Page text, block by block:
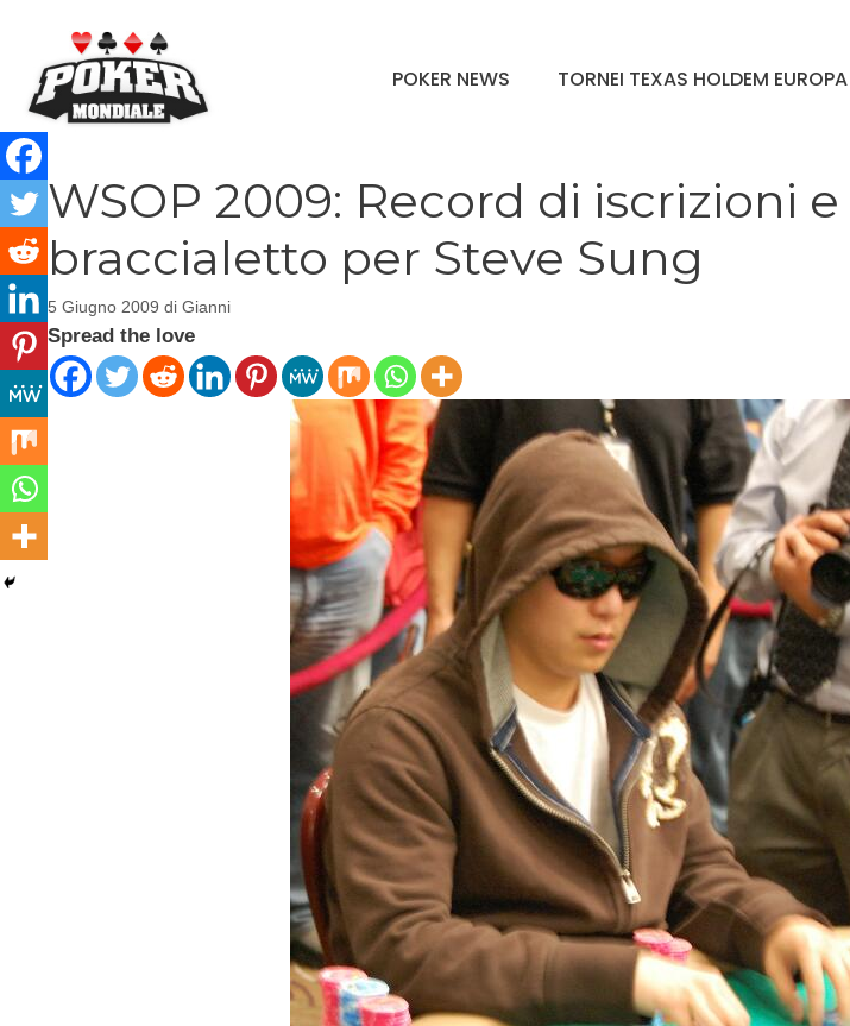
contenuto
POKER NEWS TORNEI TEXAS HOLDEM EUROPA
WSOP 2009: Record di iscrizioni
braccialetto per Steve Sung
5 Giugno 2009 di Gianni
Spread the love